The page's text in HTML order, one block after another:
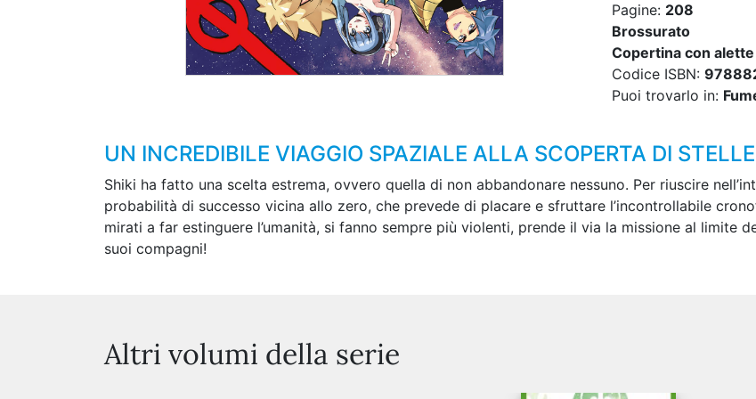
Pagine: 208
Brossurato
Copertina con alette
Codice ISBN:
Puoi trovarlo in:
UN INCREDIBILE VIAGGIO SPAZIALE ALLA SCOPERTA DI
Shiki ha fatto una scelta estrema, ovvero quella di non abbandonare nessuno. Per riuscire
probabilità di successo vicina allo zero, che prevede di placare e sfruttare l’incontrollabile
mirati a far estinguere l’umanità, si fanno sempre più violenti, prende il via la missione al limite
suoi compagni!
Altri volumi della serie